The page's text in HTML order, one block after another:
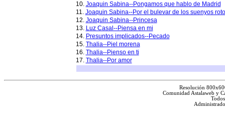
10. Joaquin Sabina--Pongamos que hablo de Madrid
11. Joaquin Sabina--Por el bulevar de los suenyos
12. Joaquin Sabina--Princesa
13. Luz Casal--Piensa en mi
14. Presuntos implicados--Pecado
15. Thalia--Piel morena
16. Thalia--Pienso en ti
17. Thalia--Por amor
Resolución
Comunidad Astalaweb y